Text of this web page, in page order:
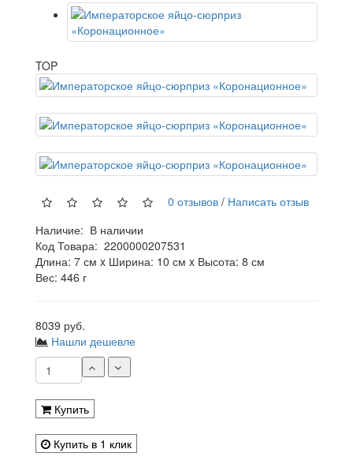
TOP
0 отзывов / Написать отзыв
Наличие: В наличии
Код Товара: 2200000207531
Длина: 7 см x Ширина: 10 см x Высота: 8 см
Вес: 446 г
8039 руб.
Нашли дешевле
Купить
Купить в 1 клик